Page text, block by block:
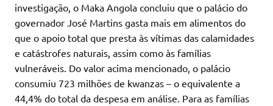
investigação, o Maka Angola concluiu que o palácio do
governador José Martins gasta mais em alimentos do
que o apoio total que presta às vítimas das calamidades
e catástrofes naturais, assim como às famílias
vulneráveis. Do valor acima mencionado, o palácio
consumiu 723 milhões de kwanzas – o equivalente a
44,4% do total da despesa em análise. Para as famílias